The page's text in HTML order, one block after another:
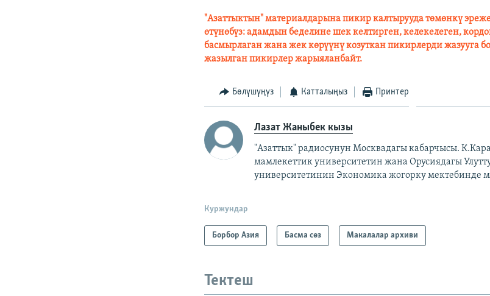
"Азаттыктын" материалдарына пикир калтырууда төмөнкү
өтүнөбүз: адамдын беделине шек келтирген, келекелеген,
басмырлаган жана жек көрүүнү козуткан пикирлерди жазууга
жазылган пикирлер жарыяланбайт.
Бөлүшүңүз Катталыңыз Принтер
Лазат Жаныбек кызы
"Азаттык" радиосунун Москвадагы кабарчысы.
мамлекеттик университетин жана Орусиядагы
университетинин Экономика жогорку мектебинде
Куржундар
Борбор Азия Басма сөз Макалалар архиви
Тектеш